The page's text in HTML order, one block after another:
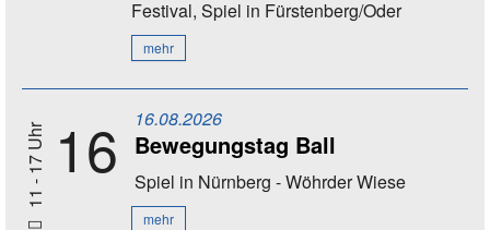
Festival, Spiel in Fürstenberg/Oder
mehr
11 - 17 Uhr 16 16.08.2026
Bewegungstag Ball
Spiel in Nürnberg - Wöhrder Wiese
mehr